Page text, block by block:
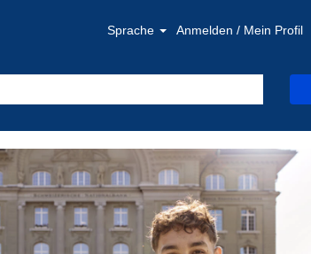
Sprache Anmelden / Mein Profil